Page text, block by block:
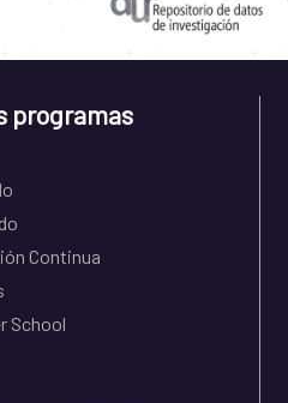
programas
Continua
School